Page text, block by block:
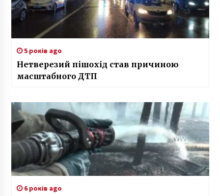
5 років ago
Нетверезий пішохід став причиною
масштабного ДТП
6 років ago